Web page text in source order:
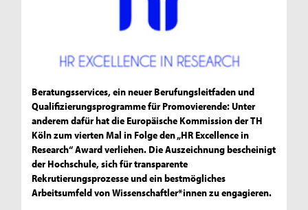
Beratungsservices, ein neuer Berufungsleitfaden und
Qualifizierungsprogramme für Promovierende: Unter
anderem dafür hat die Europäische Kommission der TH
Köln zum vierten Mal in Folge den „HR Excellence in
Research“ Award verliehen. Die Auszeichnung bescheinigt
der Hochschule, sich für transparente
Rekrutierungsprozesse und ein bestmögliches
Arbeitsumfeld von Wissenschaftler*innen zu engagieren.